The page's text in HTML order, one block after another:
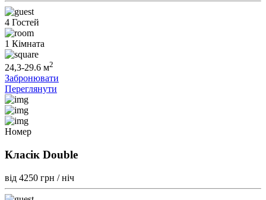
4 Гостей
1 Кімната
24,3-29.6 м2
Забронювати
Переглянути
Номер
Класік Double
від 4250 грн / ніч